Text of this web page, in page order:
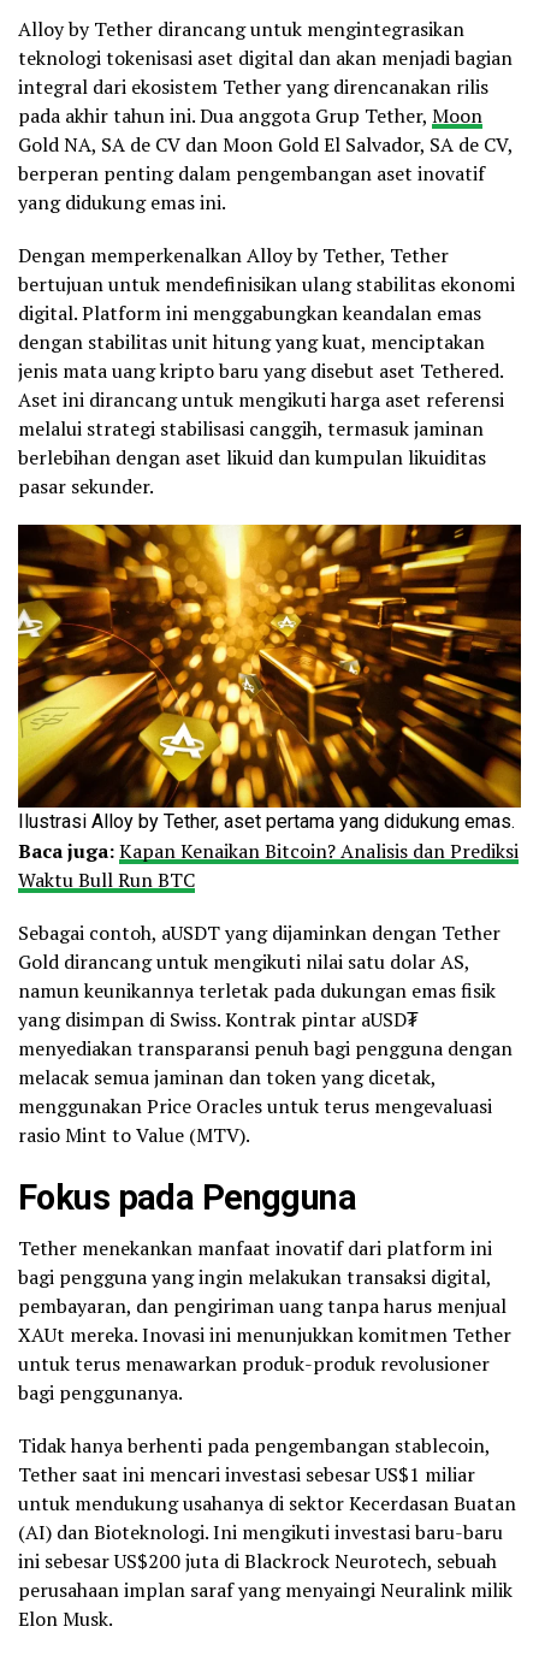
Alloy by Tether dirancang untuk mengintegrasikan
teknologi tokenisasi aset digital dan akan menjadi bagian
integral dari ekosistem Tether yang direncanakan rilis
pada akhir tahun ini. Dua anggota Grup Tether, Moon
Gold NA, SA de CV dan Moon Gold El Salvador, SA de CV,
berperan penting dalam pengembangan aset inovatif
yang didukung emas ini.
Dengan memperkenalkan Alloy by Tether, Tether
bertujuan untuk mendefinisikan ulang stabilitas ekonomi
digital. Platform ini menggabungkan keandalan emas
dengan stabilitas unit hitung yang kuat, menciptakan
jenis mata uang kripto baru yang disebut aset Tethered.
Aset ini dirancang untuk mengikuti harga aset referensi
melalui strategi stabilisasi canggih, termasuk jaminan
berlebihan dengan aset likuid dan kumpulan likuiditas
pasar sekunder.
Ilustrasi Alloy by Tether, aset pertama yang didukung emas.
Baca juga:Kapan Kenaikan Bitcoin? Analisis dan Prediksi
Waktu Bull Run BTC
Sebagai contoh, aUSDT yang dijaminkan dengan Tether
Gold dirancang untuk mengikuti nilai satu dolar AS,
namun keunikannya terletak pada dukungan emas fisik
yang disimpan di Swiss. Kontrak pintar aUSD₮
menyediakan transparansi penuh bagi pengguna dengan
melacak semua jaminan dan token yang dicetak,
menggunakan Price Oracles untuk terus mengevaluasi
rasio Mint to Value (MTV).
Fokus pada Pengguna
Tether menekankan manfaat inovatif dari platform ini
bagi pengguna yang ingin melakukan transaksi digital,
pembayaran, dan pengiriman uang tanpa harus menjual
XAUt mereka. Inovasi ini menunjukkan komitmen Tether
untuk terus menawarkan produk-produk revolusioner
bagi penggunanya.
Tidak hanya berhenti pada pengembangan stablecoin,
Tether saat ini mencari investasi sebesar US$1 miliar
untuk mendukung usahanya di sektor Kecerdasan Buatan
(AI) dan Bioteknologi. Ini mengikuti investasi baru-baru
ini sebesar US$200 juta di Blackrock Neurotech, sebuah
perusahaan implan saraf yang menyaingi Neuralink milik
Elon Musk.